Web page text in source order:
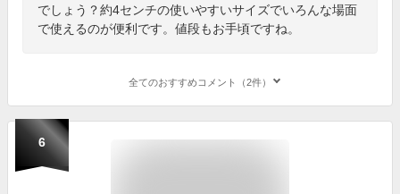
でしょう？約4センチの使いやすいサイズでいろんな場面
で使えるのが便利です。値段もお手頃ですね。
全てのおすすめコメント（2件）
6